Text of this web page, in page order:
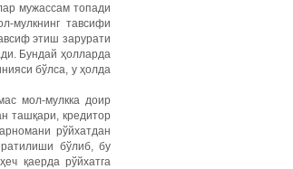
мужассам топади
мулкнинг тавсифи
этиш зарурати
Бундай ҳолларда
бўлса, у ҳолда
мол-мулкка доир
ташқари, кредитор
рўйхатдан
бўлиб, бу
қаерда рўйхатга